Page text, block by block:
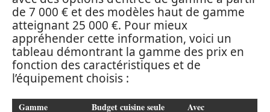
de 7 000 € et des modèles haut de gamme
atteignant 25 000 €. Pour mieux
appréhender cette information, voici un
tableau démontrant la gamme des prix en
fonction des caractéristiques et de
l’équipement choisis :
Gamme Budget cuisine seule Avec